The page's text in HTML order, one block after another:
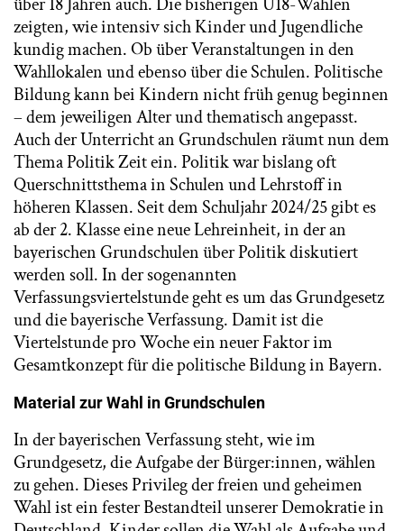
zeigten, wie intensiv sich Kinder und Jugendliche
kundig machen. Ob über Veranstaltungen in den
Wahllokalen und ebenso über die Schulen. Politische
Bildung kann bei Kindern nicht früh genug beginnen
– dem jeweiligen Alter und thematisch angepasst.
Auch der Unterricht an Grundschulen räumt nun dem
Thema Politik Zeit ein. Politik war bislang oft
Querschnittsthema in Schulen und Lehrstoff in
höheren Klassen. Seit dem Schuljahr 2024/25 gibt es
ab der 2. Klasse eine neue Lehreinheit, in der an
bayerischen Grundschulen über Politik diskutiert
werden soll. In der sogenannten
Verfassungsviertelstunde geht es um das Grundgesetz
und die bayerische Verfassung. Damit ist die
Viertelstunde pro Woche ein neuer Faktor im
Gesamtkonzept für die politische Bildung in Bayern.
Material zur Wahl in Grundschulen
In der bayerischen Verfassung steht, wie im
Grundgesetz, die Aufgabe der Bürger:innen, wählen
zu gehen. Dieses Privileg der freien und geheimen
Wahl ist ein fester Bestandteil unserer Demokratie in